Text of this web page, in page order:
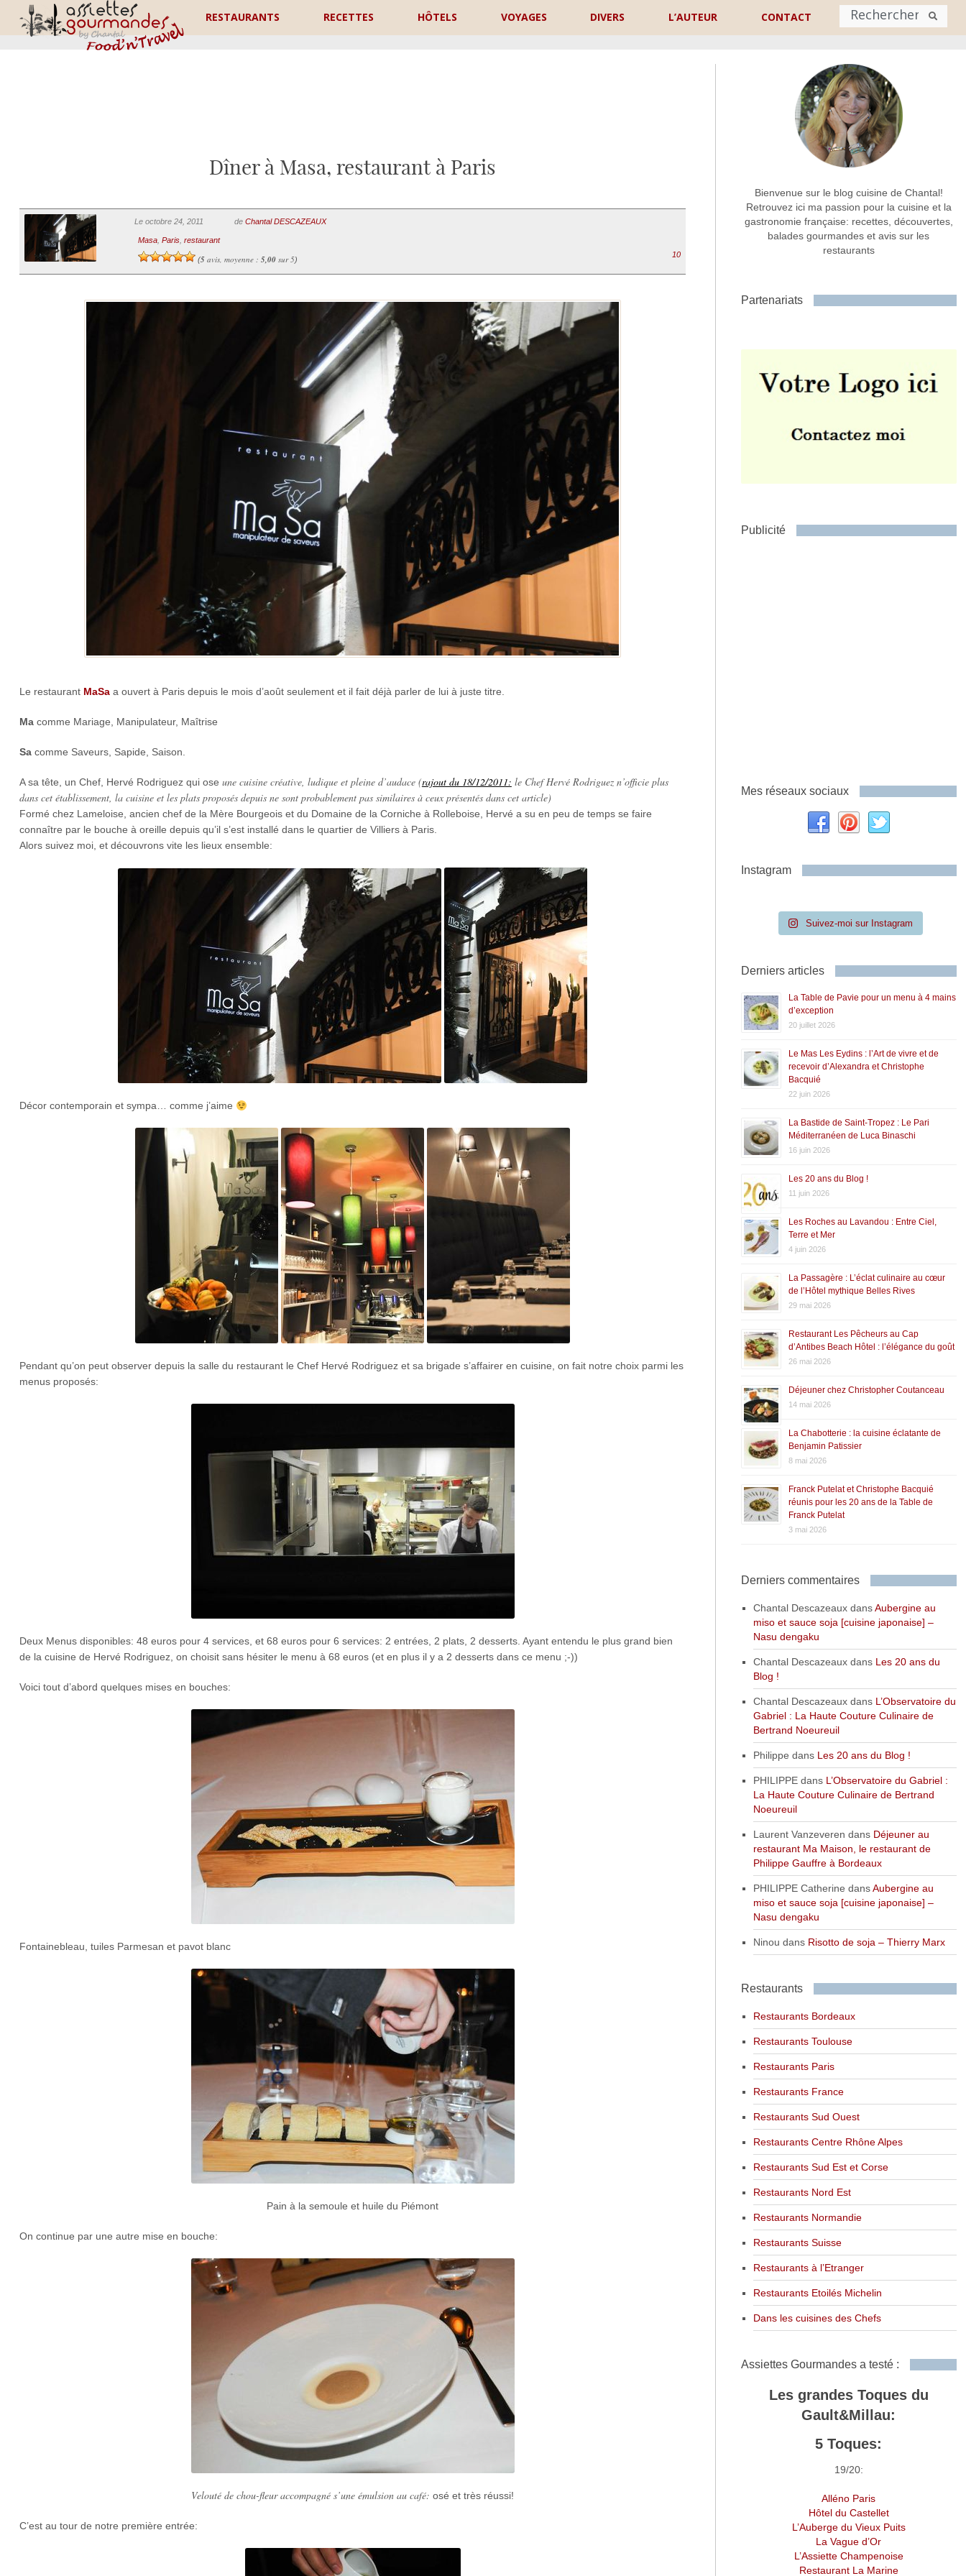
RESTAURANTS RECETTES HÔTELS VOYAGES DIVERS L’AUTEUR CONTACT
Nom
Commentaire ou message *
Dîner à Masa, restaurant à Paris
Le octobre 24, 2011 de Chantal DESCAZEAUX
Masa, Paris, restaurant
(5avis, moyenne : 5,00sur 5)
10
Le restaurant MaSaa ouvert à Paris depuis le mois d’août seulement et il fait déjà parler de lui à juste titre.
Macomme Mariage, Manipulateur, Maîtrise
Sacomme Saveurs, Sapide, Saison.
A sa tête, un Chef, Hervé Rodriguez qui ose une cuisine créative, ludique et pleine d’audace (rajout du 18/12/2011: le Chef Hervé Rodriguez n’officie plus
dans cet établissement, la cuisine et les plats proposés depuis ne sont probablement pas similaires à ceux présentés dans cet article)
Formé chez Lameloise, ancien chef de la Mère Bourgeois et du Domaine de la Corniche à Rolleboise, Hervé a su en peu de temps se faire
connaître par le bouche à oreille depuis qu’il s’est installé dans le quartier de Villiers à Paris.
Alors suivez moi, et découvrons vite les lieux ensemble:
Décor contemporain et sympa… comme j’aime
Pendant qu’on peut observer depuis la salle du restaurant le Chef Hervé Rodriguez et sa brigade s’affairer en cuisine, on fait notre choix parmi les
menus proposés:
Deux Menus disponibles: 48 euros pour 4 services, et 68 euros pour 6 services: 2 entrées, 2 plats, 2 desserts. Ayant entendu le plus grand bien
de la cuisine de Hervé Rodriguez, on choisit sans hésiter le menu à 68 euros (et en plus il y a 2 desserts dans ce menu ;-))
Voici tout d’abord quelques mises en bouches:
Fontainebleau, tuiles Parmesan et pavot blanc
Pain à la semoule et huile du Piémont
On continue par une autre mise en bouche:
Velouté de chou-fleur accompagné s’une émulsion au café: osé et très réussi!
C’est au tour de notre première entrée:
Bienvenue sur le blog cuisine de Chantal!
Retrouvez ici ma passion pour la cuisine et la
gastronomie française: recettes, découvertes,
balades gourmandes et avis sur les
restaurants
Partenariats
Publicité
Mes réseaux sociaux
Instagram
Suivez-moi sur Instagram
Derniers articles
La Table de Pavie pour un menu à 4 mains
d’exception
20 juillet 2026
Le Mas Les Eydins : l’Art de vivre et de
recevoir d’Alexandra et Christophe
Bacquié
22 juin 2026
La Bastide de Saint-Tropez : Le Pari
Méditerranéen de Luca Binaschi
16 juin 2026
Les 20 ans du Blog !
11 juin 2026
Les Roches au Lavandou : Entre Ciel,
Terre et Mer
4 juin 2026
La Passagère : L’éclat culinaire au cœur
de l’Hôtel mythique Belles Rives
29 mai 2026
Restaurant Les Pêcheurs au Cap
d’Antibes Beach Hôtel : l’élégance du goût
26 mai 2026
Déjeuner chez Christopher Coutanceau
14 mai 2026
La Chabotterie : la cuisine éclatante de
Benjamin Patissier
8 mai 2026
Franck Putelat et Christophe Bacquié
réunis pour les 20 ans de la Table de
Franck Putelat
3 mai 2026
Derniers commentaires
Chantal DescazeauxdansAubergine au
miso et sauce soja [cuisine japonaise] –
Nasu dengaku
Chantal Descazeauxdans Les 20 ans du
Blog !
Chantal Descazeauxdans L’Observatoire du
Gabriel : La Haute Couture Culinaire de
Bertrand Noeureuil
Philippe dans Les 20 ans du Blog !
PHILIPPEdans L’Observatoire du Gabriel :
La Haute Couture Culinaire de Bertrand
Noeureuil
Laurent Vanzeveren dans Déjeuner au
restaurant Ma Maison, le restaurant de
Philippe Gauffre à Bordeaux
PHILIPPE Catherine dansAubergine au
miso et sauce soja [cuisine japonaise] –
Nasu dengaku
Ninou dans Risotto de soja – Thierry Marx
Restaurants
Restaurants Bordeaux
Restaurants Toulouse
Restaurants Paris
Restaurants France
Restaurants Sud Ouest
Restaurants Centre Rhône Alpes
Restaurants Sud Est et Corse
Restaurants Nord Est
Restaurants Normandie
Restaurants Suisse
Restaurants à l’Etranger
Restaurants Etoilés Michelin
Dans les cuisines des Chefs
Assiettes Gourmandes a testé :
Les grandes Toques du
Gault&Millau:
5 Toques:
19/20:
Alléno Paris
Hôtel du Castellet
L’Auberge du Vieux Puits
La Vague d’Or
L’Assiette Champenoise
Restaurant La Marine